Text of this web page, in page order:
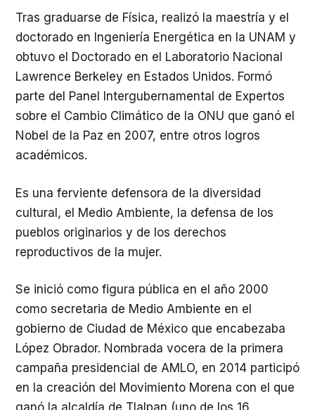
Tras graduarse de Física, realizó la maestría y el
doctorado en Ingeniería Energética en la UNAM y
obtuvo el Doctorado en el Laboratorio Nacional
Lawrence Berkeley en Estados Unidos. Formó
parte del Panel Intergubernamental de Expertos
sobre el Cambio Climático de la ONU que ganó el
Nobel de la Paz en 2007, entre otros logros
académicos.
Es una ferviente defensora de la diversidad
cultural, el Medio Ambiente, la defensa de los
pueblos originarios y de los derechos
reproductivos de la mujer.
Se inició como figura pública en el año 2000
como secretaria de Medio Ambiente en el
gobierno de Ciudad de México que encabezaba
López Obrador. Nombrada vocera de la primera
campaña presidencial de AMLO, en 2014 participó
en la creación del Movimiento Morena con el que
ganó la alcaldía de Tlalpan (uno de los 16